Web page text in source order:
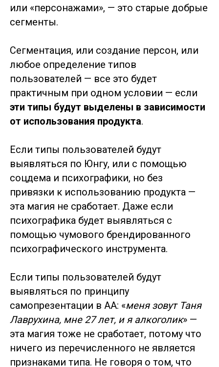
или «персонажами», — это старые добрые
сегменты.
Сегментация, или создание персон, или
любое определение типов
пользователей — все это будет
практичным при одном условии — если
эти типы будут выделены в зависимости
от использования продукта.
Если типы пользователей будут
выявляться по Юнгу, или с помощью
соцдема и психографики, но без
привязки к использованию продукта —
эта магия не сработает. Даже если
психографика будет выявляться с
помощью чумового брендированного
психографического инструмента.
Если типы пользователей будут
выявляться по принципу
самопрезентации в АА: «меня зовут Таня
Лаврухина, мне 27 лет, и я алкоголик» —
эта магия тоже не сработает, потому что
ничего из перечисленного не является
признаками типа. Не говоря о том, что